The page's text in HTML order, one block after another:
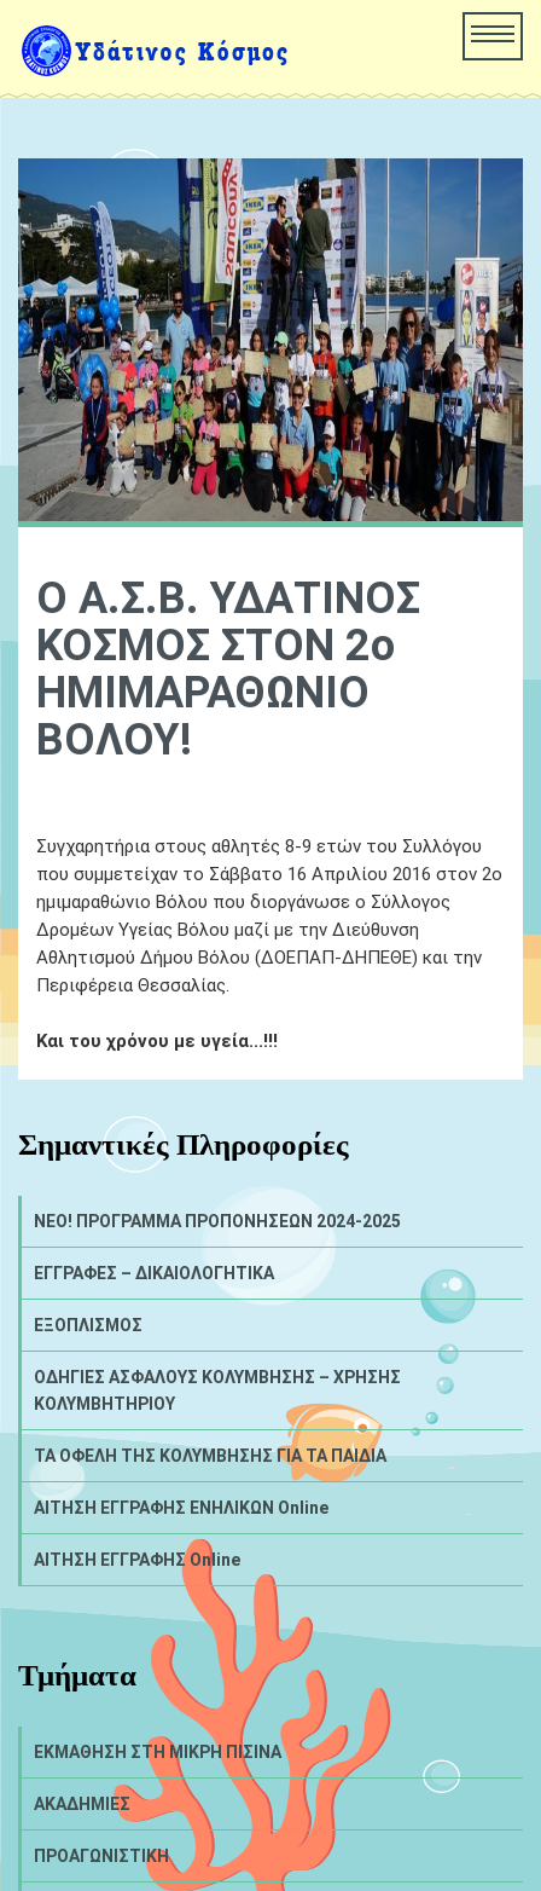
Ο Α.Σ.Β. ΥΔΑΤΙΝΟΣ
ΚΟΣΜΟΣ ΣΤΟΝ 2ο
ΗΜΙΜΑΡΑΘΩΝΙΟ
ΒΟΛΟΥ!
Συγχαρητήρια στους αθλητές 8-9 ετών του Συλλόγου
που συμμετείχαν το Σάββατο 16 Απριλίου 2016 στον 2ο
ημιμαραθώνιο Βόλου που διοργάνωσε ο Σύλλογος
Δρομέων Υγείας Βόλου μαζί με την Διεύθυνση
Αθλητισμού Δήμου Βόλου (ΔΟΕΠΑΠ-ΔΗΠΕΘΕ) και την
Περιφέρεια Θεσσαλίας.
Και του χρόνου με υγεία...!!!
Σημαντικές Πληροφορίες
NEO! ΠΡΟΓΡΑΜΜΑ ΠΡΟΠΟΝΗΣΕΩΝ 2024-2025
ΕΓΓΡΑΦΕΣ – ΔΙΚΑΙΟΛΟΓΗΤΙΚΑ
ΕΞΟΠΛΙΣΜΟΣ
ΟΔΗΓΙΕΣ ΑΣΦΑΛΟΥΣ ΚΟΛΥΜΒΗΣΗΣ – ΧΡΗΣΗΣ
ΚΟΛΥΜΒΗΤΗΡΙΟΥ
ΤΑ ΟΦΕΛΗ ΤΗΣ ΚΟΛΥΜΒΗΣΗΣ ΓΙΑ ΤΑ ΠΑΙΔΙΑ
ΑΙΤΗΣΗ ΕΓΓΡΑΦΗΣ ΕΝΗΛΙΚΩΝ Online
ΑΙΤΗΣΗ ΕΓΓΡΑΦΗΣ Online
Τμήματα
ΕΚΜΑΘΗΣΗ ΣΤΗ ΜΙΚΡΗ ΠΙΣΙΝΑ
ΑΚΑΔΗΜΙΕΣ
ΠΡΟΑΓΩΝΙΣΤΙΚΗ